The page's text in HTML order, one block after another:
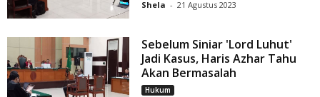
Shela - 21 Agustus 2023
Sebelum Siniar 'Lord Luhut'
Jadi Kasus, Haris Azhar Tahu
Akan Bermasalah
Hukum